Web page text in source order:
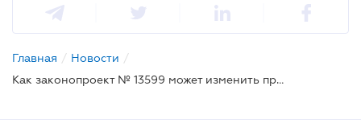
Главная / Новости /
Как законопроект № 13599 может изменить практику взаимодействия адвокатов с правоохранительной системой?